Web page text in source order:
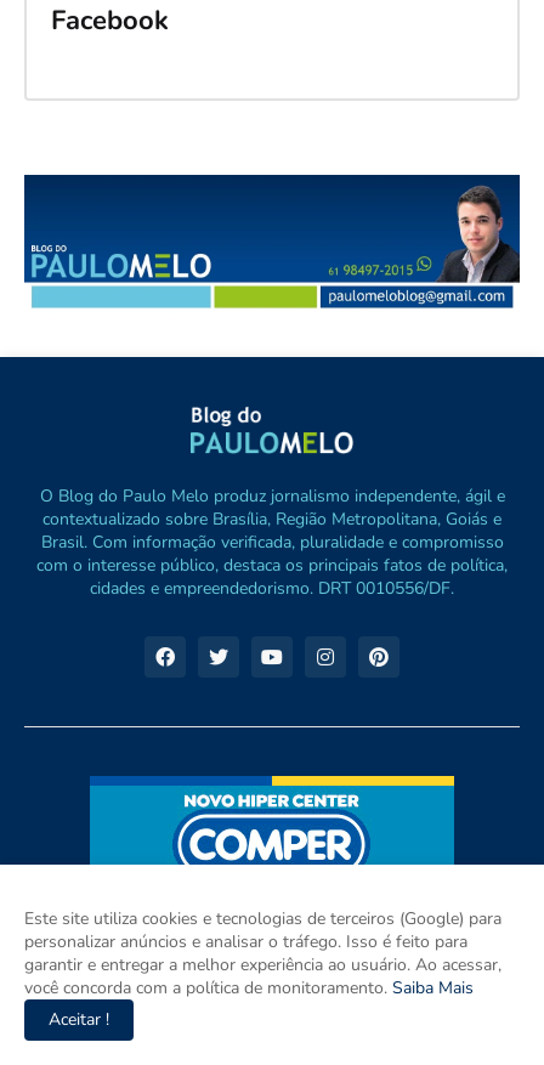
Facebook
O Blog do Paulo Melo produz jornalismo independente, ágil e
contextualizado sobre Brasília, Região Metropolitana, Goiás e
Brasil. Com informação verificada, pluralidade e compromisso
com o interesse público, destaca os principais fatos de política,
cidades e empreendedorismo. DRT 0010556/DF.
Este site utiliza cookies e tecnologias de terceiros (Google) para
personalizar anúncios e analisar o tráfego. Isso é feito para
garantir e entregar a melhor experiência ao usuário. Ao acessar,
você concorda com a política de monitoramento. Saiba Mais
Aceitar !